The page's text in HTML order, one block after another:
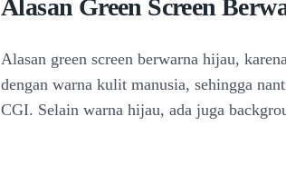
Alasan Green Screen
Alasan green screen berwarna hijau,
dengan warna kulit manusia, sehingga
CGI. Selain warna hijau, ada juga